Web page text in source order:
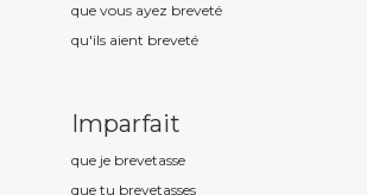
que vous ayez breveté
qu'ils aient breveté
Imparfait
que je brevetasse
que tu brevetasses